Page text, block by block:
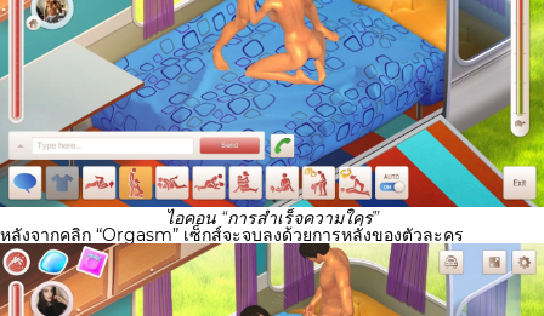
ไอคอน “การสำเร็จความใคร่”
หลังจากคลิก “Orgasm” เซ็กส์จะจบลงด้วยการหลั่งของตัวละคร